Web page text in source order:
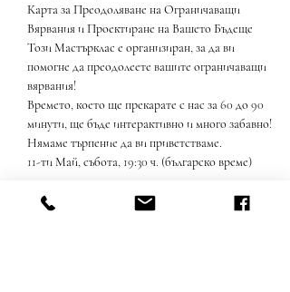
Карта за Преодоляване на Ограничаващи
Вярвания и Проектиране на Вашето Бъдеще
Този Мастърклас е организиран, за да ви
помогне да преодолеете вашите ограничаващи
вярвания!
Времето, което ще прекарате с нас за 60 до 90
минути, ще бъде интерактивно и много забавно!
Нямаме търпение да ви приветстваме.
11-ти Май, събота, 19:30 ч. (българско време)